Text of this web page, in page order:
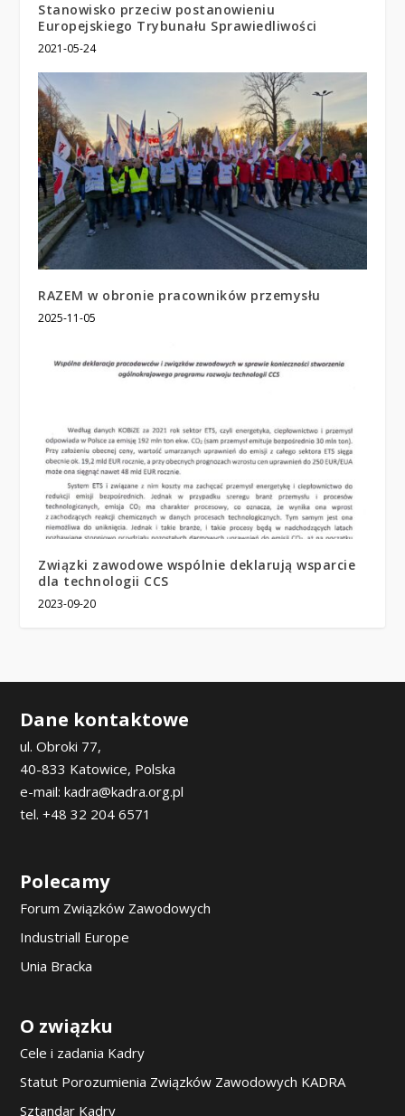
Stanowisko przeciw postanowieniu
Europejskiego Trybunału Sprawiedliwości
2021-05-24
RAZEM w obronie pracowników przemysłu
2025-11-05
Związki zawodowe wspólnie deklarują wsparcie
dla technologii CCS
2023-09-20
Dane kontaktowe
ul. Obroki 77,
40-833 Katowice, Polska
e-mail: kadra@kadra.org.pl
tel. +48 32 204 6571
Polecamy
Forum Związków Zawodowych
Industriall Europe
Unia Bracka
O związku
Cele i zadania Kadry
Statut Porozumienia Związków Zawodowych KADRA
Sztandar Kadry